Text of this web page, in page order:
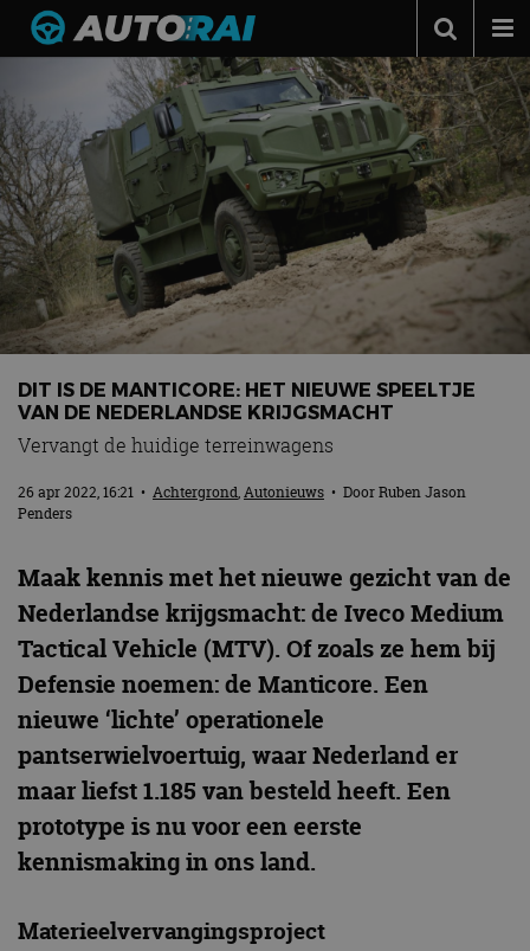
Autonieuws
Podcast
Autotests
Automerken
Adverteren
Contact
MotorRAI.nl
DIT IS DE MANTICORE: HET NIEUWE SPEELTJE
VAN DE NEDERLANDSE KRIJGSMACHT
Vervangt de huidige terreinwagens
26 apr 2022, 16:21 • Achtergrond,Autonieuws • DoorRuben Jason
Penders
Maak kennis met het nieuwe gezicht van de
Nederlandse krijgsmacht: de Iveco Medium
Tactical Vehicle (MTV). Of zoals ze hem bij
Defensie noemen: de Manticore. Een
nieuwe ‘lichte’ operationele
pantserwielvoertuig, waar Nederland er
maar liefst 1.185 van besteld heeft. Een
prototype is nu voor een eerste
kennismaking in ons land.
Materieelvervangingsproject